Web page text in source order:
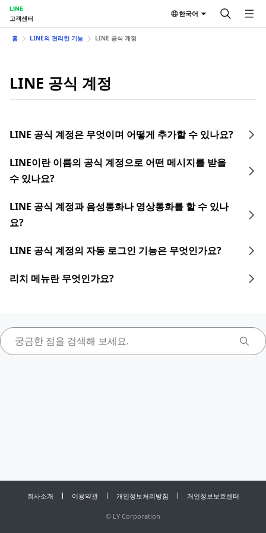
LINE
고객센터
한국어
홈 LINE의 편리한 기능 LINE 공식 계정
LINE 공식 계정
LINE 공식 계정은 무엇이며 어떻게 추가할 수 있나요?
LINE이란 이름의 공식 계정으로 어떤 메시지를 받을
수 있나요?
LINE 공식 계정과 음성통화나 영상통화를 할 수 있나
요?
LINE 공식 계정의 자동 로그인 기능은 무엇인가요?
리치 메뉴란 무엇인가요?
회사소개 이용약관 개인정보처리방침 개인정보보호센터
© LY Corporation